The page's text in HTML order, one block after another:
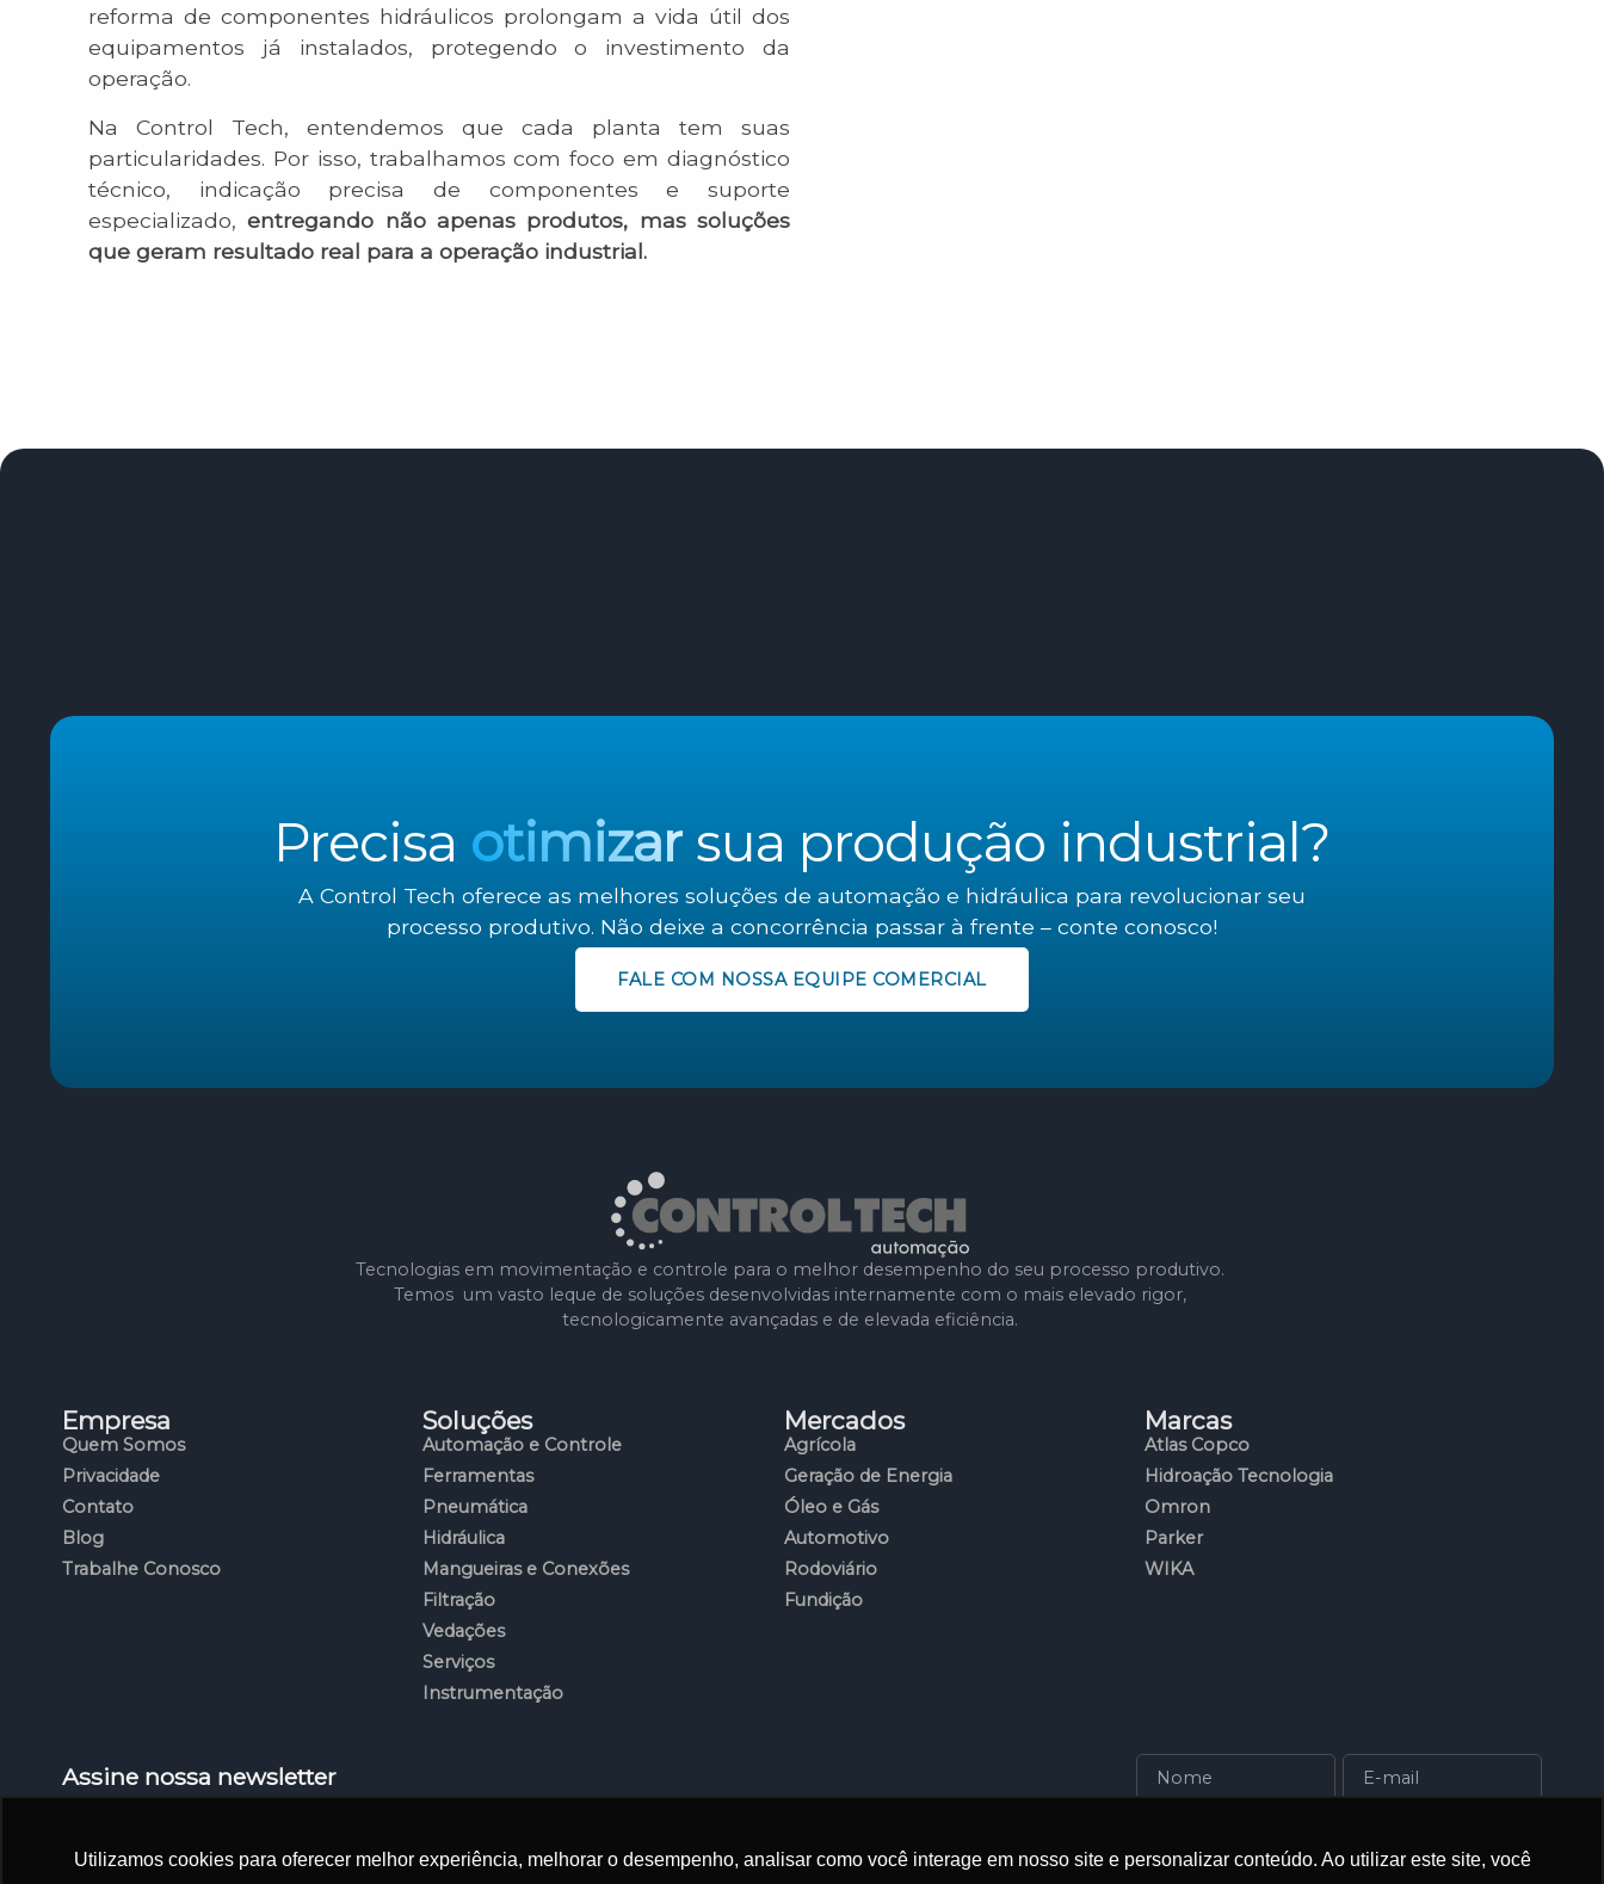
Utilizamos cookies para oferecer melhor experiência, melhorar o desempenho, analisar como você interage em nosso site e personalizar conteúdo. Ao utilizar este site, você
reforma de componentes hidráulicos prolongam a vida útil dos
equipamentos já instalados, protegendo o investimento da
operação.
Na Control Tech, entendemos que cada planta tem suas
particularidades. Por isso, trabalhamos com foco em diagnóstico
técnico, indicação precisa de componentes e suporte
especializado,entregando não apenas produtos, mas soluções
que geram resultado real para a operação industrial.
Precisa otimizar sua produção industrial?
A Control Tech oferece as melhores soluções de automação e hidráulica para revolucionar seu
processo produtivo. Não deixe a concorrência passar à frente – conte conosco!
FALE COM NOSSA EQUIPE COMERCIAL
Tecnologias em movimentação e controle para o melhor desempenho do seu processo produtivo.
Temos um vasto leque de soluções desenvolvidas internamente com o mais elevado rigor,
tecnologicamente avançadas e de elevada eficiência.
Empresa
Quem Somos
Privacidade
Contato
Blog
Trabalhe Conosco
Soluções
Automação e Controle
Ferramentas
Pneumática
Hidráulica
Mangueiras e Conexões
Filtração
Vedações
Serviços
Instrumentação
Mercados
Agrícola
Geração de Energia
Óleo e Gás
Automotivo
Rodoviário
Fundição
Marcas
Atlas Copco
Hidroação Tecnologia
Omron
Parker
WIKA
Assine nossa newsletter